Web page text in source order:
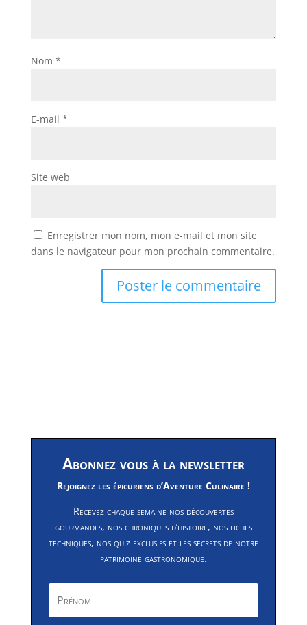
Nom *
E-mail *
Site web
Enregistrer mon nom, mon e-mail et mon site
dans le navigateur pour mon prochain commentaire.
Abonnez vous à la newsletter
Rejoignez les épicuriens d’Aventure Culinaire !
Recevez chaque semaine nos découvertes
gourmandes, nos chroniques d’histoire, nos fiches
techniques, nos quiz exclusifs et les secrets de notre
patrimoine gastronomique.